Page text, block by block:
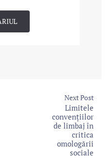
Next Post
Limitele
convenţiilor
de limbaj în
critica
omologării
sociale